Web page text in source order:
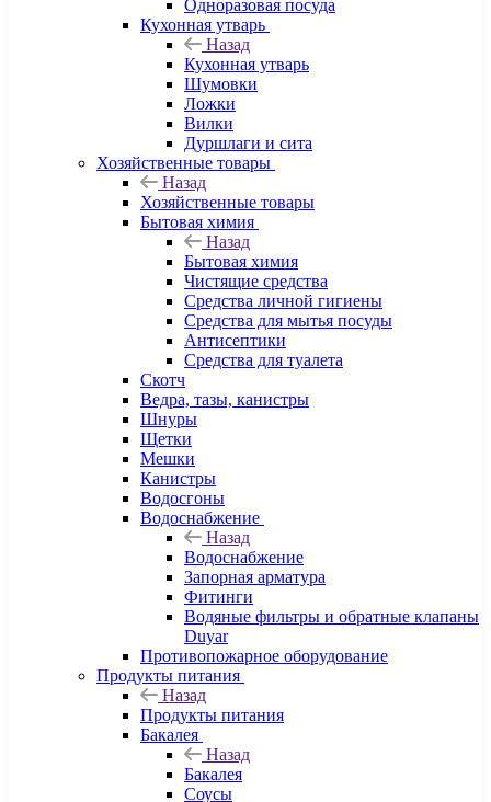
Одноразовая посуда
Кухонная утварь
Назад
Кухонная утварь
Шумовки
Ложки
Вилки
Дуршлаги и сита
Хозяйственные товары
Назад
Хозяйственные товары
Бытовая химия
Назад
Бытовая химия
Чистящие средства
Средства личной гигиены
Средства для мытья посуды
Антисептики
Средства для туалета
Скотч
Ведра, тазы, канистры
Шнуры
Щетки
Мешки
Канистры
Водосгоны
Водоснабжение
Назад
Водоснабжение
Запорная арматура
Фитинги
Водяные фильтры и обратные клапаны
Duyar
Противопожарное оборудование
Продукты питания
Назад
Продукты питания
Бакалея
Назад
Бакалея
Соусы